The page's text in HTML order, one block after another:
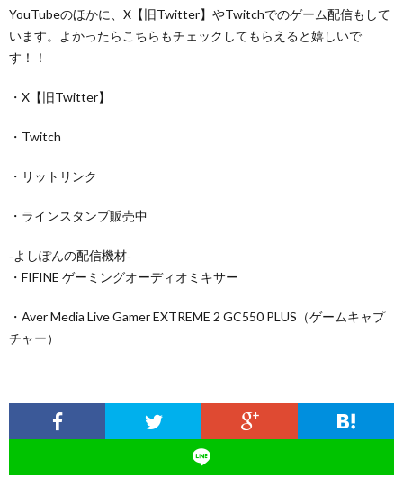
YouTubeのほかに、X【旧Twitter】やTwitchでのゲーム配信もして
います。よかったらこちらもチェックしてもらえると嬉しいで
す！！
・X【旧Twitter】
・Twitch
・リットリンク
・ラインスタンプ販売中
‐よしぽんの配信機材‐
・FIFINE ゲーミングオーディオミキサー
・Aver Media Live Gamer EXTREME 2 GC550 PLUS（ゲームキャプ
チャー）